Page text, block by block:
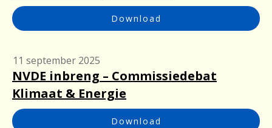
Download
11 september 2025
NVDE inbreng – Commissiedebat
Klimaat & Energie
Download